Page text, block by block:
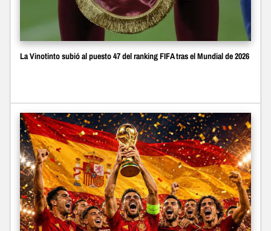
La Vinotinto subió al puesto 47 del ranking FIFA tras el Mundial de 2026